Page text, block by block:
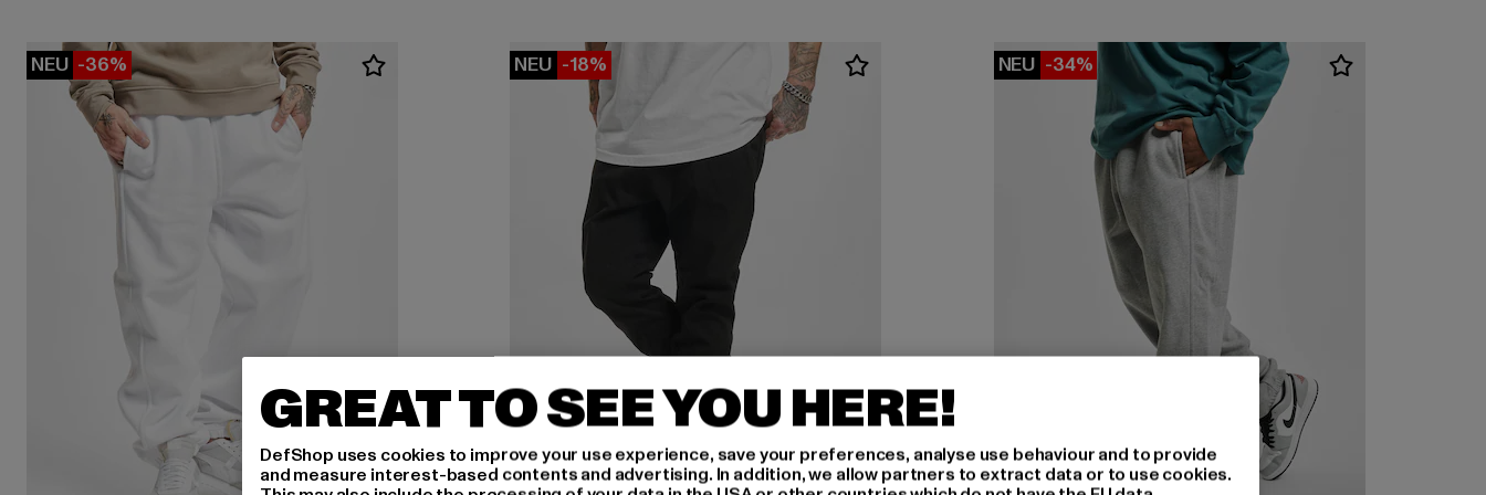
NEU -36% NEU -18% NEU -34%
GREAT TO SEE YOU HERE!
DefShop uses cookies to improve your use experience, save your preferences, analyse use behaviour and to provide
and measure interest-based contents and advertising. In addition, we allow partners to extract data or to use cookies.